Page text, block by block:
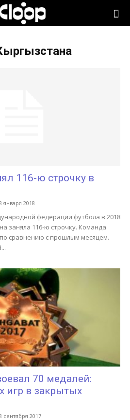
116-ю строчку в
января 2018
федерации футбола в 2018
заняла 116-ю строчку. Команда
сравнению с прошлым месяцем.
70 медалей:
игр в закрытых
сентября 2017